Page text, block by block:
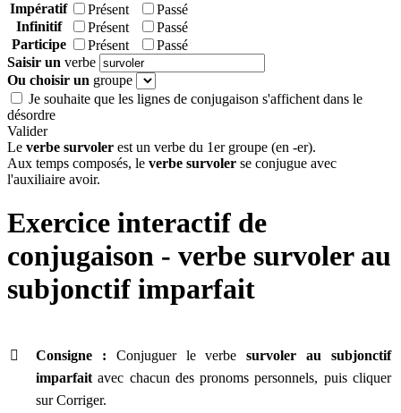
Impératif
Présent
Passé
Infinitif
Présent
Passé
Participe
Présent
Passé
Saisir un verbe
Ou choisir un groupe
Je souhaite que les lignes de conjugaison s'affichent dans le
désordre
Valider
Le verbe survoler est un verbe du 1er groupe (en -er).
Aux temps composés, le verbe survoler se conjugue avec
l'auxiliaire avoir.
Exercice interactif de
conjugaison - verbe survoler au
subjonctif imparfait
 Consigne : Conjuguer le verbesurvoler
au subjonctif
imparfait avec chacun des pronoms personnels, puis cliquer
sur Corriger.